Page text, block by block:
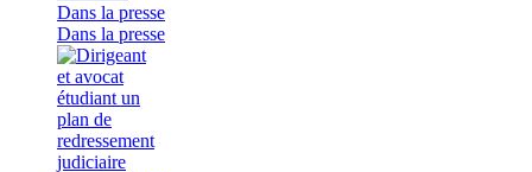
Dans la presse
Dans la presse